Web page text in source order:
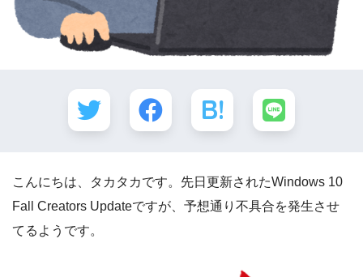
こんにちは、タカタカです。先日更新されたWindows 10
Fall Creators Updateですが、予想通り不具合を発生させ
てるようです。